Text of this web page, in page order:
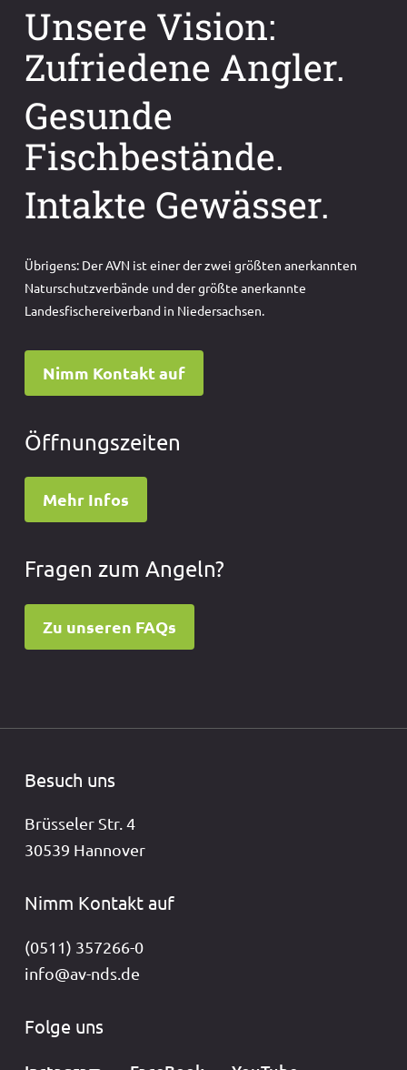
Unsere Vision:
Zufriedene Angler.
Gesunde
Fischbestände.
Intakte Gewässer.
Übrigens: Der AVN ist einer der zwei größten anerkannten
Naturschutzverbände und der größte anerkannte
Landesfischereiverband in Niedersachsen.
Nimm Kontakt auf
Öffnungszeiten
Mehr Infos
Fragen zum Angeln?
Zu unseren FAQs
Besuch uns
Brüsseler Str. 4
30539 Hannover
Nimm Kontakt auf
(0511) 357266-0
info@av-nds.de
Folge uns